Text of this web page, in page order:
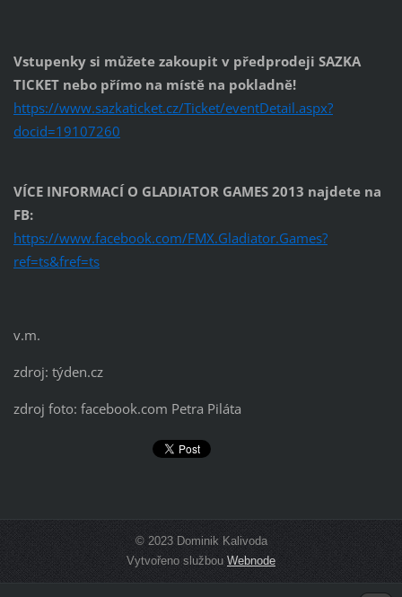
Vstupenky si můžete zakoupit v předprodeji SAZKA
TICKET nebo přímo na místě na pokladně!
https://www.sazkaticket.cz/Ticket/eventDetail.aspx?
docid=19107260
VÍCE INFORMACÍ O GLADIATOR GAMES 2013 najdete na
FB:
https://www.facebook.com/FMX.Gladiator.Games?
ref=ts&fref=ts
v.m.
zdroj: týden.cz
zdroj foto: facebook.com Petra Piláta
© 2023 Dominik Kalivoda
Vytvořeno službouWebnode